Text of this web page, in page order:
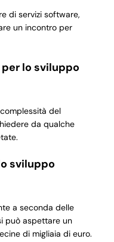
di servizi software,
un incontro per
lo sviluppo
del
da qualche
sviluppo
a seconda delle
può aspettare un
di migliaia di euro.